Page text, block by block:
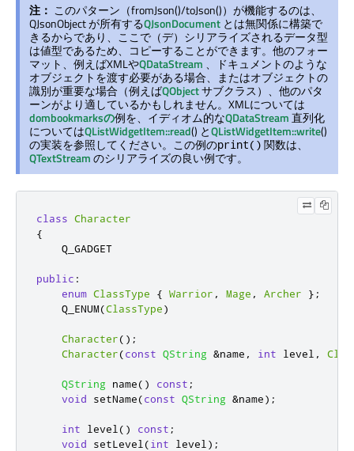
注： このパターン（fromJson()/toJson()）が機能するのは、
QJsonObject が所有するQJsonDocument とは無関係に構築で
きるからであり、ここで（デ）シリアライズされるデータ型
は値型であるため、コピーすることができます。他のフォー
マット、例えばXMLやQDataStream 、ドキュメントのような
オブジェクトを渡す必要がある場合、またはオブジェクトの
識別が重要な場合（例えばQObjectサブクラス）、他のパタ
ーンがより適しているかもしれません。XMLについては
dombookmarksの例を、イディオム的なQDataStream直列化
についてはQListWidgetItem::read() とQListWidgetItem::write()
の実装を参照してください。この例のprint() 関数は、
QTextStreamのシリアライズの良い例です。
class Character
{
    Q_GADGET
public :
enum ClassType { Warrior , Mage , Archer
};
    Q_ENUM
(ClassType)
Character();
Character(const QString &name , int level ,
QString name() const ;
void setName(const QString &name);
int level () const ;
void setLevel (int level );